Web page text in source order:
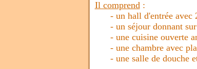
Il comprend :
- un hall d'entrée avec
- un séjour donnant sur
- une cuisine ouverte
- une chambre avec
- une salle de douche